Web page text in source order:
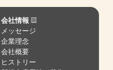
会社情報
メッセージ
企業理念
会社概要
ヒストリー